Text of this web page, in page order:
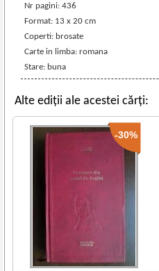
Nr pagini: 436
Format: 13 x 20 cm
Coperti: brosate
Carte in limba: romana
Stare: buna
Alte ediții ale acestei cărți:
-30%